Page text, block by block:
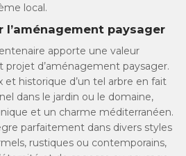
local.
l’aménagement paysager
apporte une valeur
projet d’aménagement paysager.
et historique d’un tel arbre en fait
dans le jardin ou le domaine,
et un charme méditerranéen.
parfaitement dans divers styles
rustiques ou contemporains,